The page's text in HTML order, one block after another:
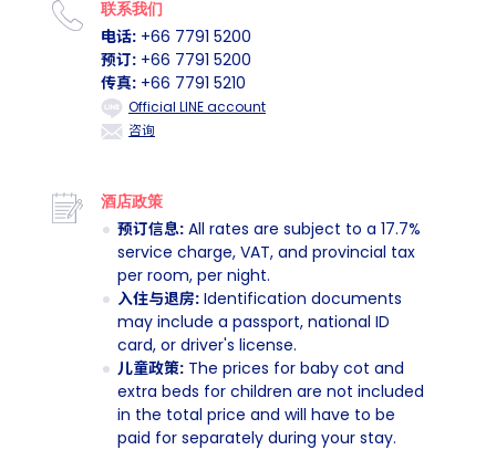
联系我们
电话: +66 7791 5200
预订: +66 7791 5200
传真: +66 7791 5210
Official LINE account
咨询
酒店政策
预订信息: All rates are subject to a 17.7%
service charge, VAT, and provincial tax
per room, per night.
入住与退房: Identification documents
may include a passport, national ID
card, or driver's license.
儿童政策: The prices for baby cot and
extra beds for children are not included
in the total price and will have to be
paid for separately during your stay.